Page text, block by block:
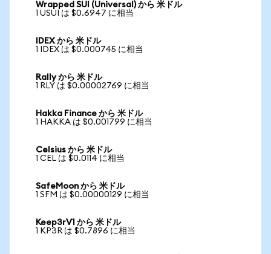
Wrapped SUI (Universal) から 米ドル
1 USUI は $0.6947 に相当
IDEX から 米ドル
1 IDEX は $0.000745 に相当
Rally から 米ドル
1 RLY は $0.00002769 に相当
Hakka Finance から 米ドル
1 HAKKA は $0.001799 に相当
Celsius から 米ドル
1 CEL は $0.0114 に相当
SafeMoon から 米ドル
1 SFM は $0.00000129 に相当
Keep3rV1 から 米ドル
1 KP3R は $0.7896 に相当